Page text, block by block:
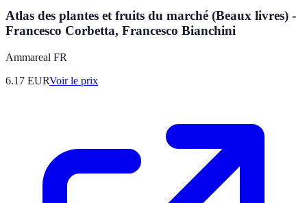
Atlas des plantes et fruits du marché (Beaux livres) -
Francesco Corbetta, Francesco Bianchini
Ammareal FR
6.17 EURVoir le prix